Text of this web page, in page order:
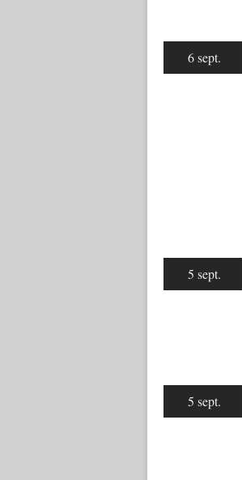
6 sept.
5 sept.
5 sept.